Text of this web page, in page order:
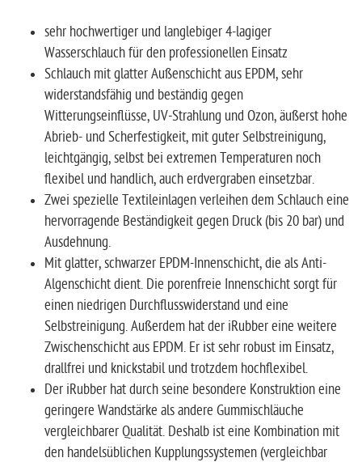
sehr hochwertiger und langlebiger 4-lagiger
Wasserschlauch für den professionellen Einsatz
Schlauch mit glatter Außenschicht aus EPDM, sehr
widerstandsfähig und beständig gegen
Witterungseinflüsse, UV-Strahlung und Ozon, äußerst hohe
Abrieb- und Scherfestigkeit, mit guter Selbstreinigung,
leichtgängig, selbst bei extremen Temperaturen noch
flexibel und handlich, auch erdvergraben einsetzbar.
Zwei spezielle Textileinlagen verleihen dem Schlauch eine
hervorragende Beständigkeit gegen Druck (bis 20 bar) und
Ausdehnung.
Mit glatter, schwarzer EPDM-Innenschicht, die als Anti-
Algenschicht dient. Die porenfreie Innenschicht sorgt für
einen niedrigen Durchflusswiderstand und eine
Selbstreinigung. Außerdem hat der iRubber eine weitere
Zwischenschicht aus EPDM. Er ist sehr robust im Einsatz,
drallfrei und knickstabil und trotzdem hochflexibel.
Der iRubber hat durch seine besondere Konstruktion eine
geringere Wandstärke als andere Gummischläuche
vergleichbarer Qualität. Deshalb ist eine Kombination mit
den handelsüblichen Kupplungssystemen (vergleichbar